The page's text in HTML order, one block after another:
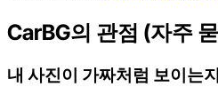
CarBG의 관점 (자주
내 사진이 가짜처럼 보이는